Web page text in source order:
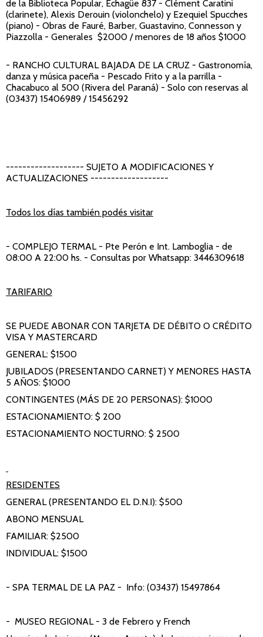
de la Biblioteca Popular, Echagüe 837 - Clément Caratini
(clarinete), Alexis Derouin (violonchelo) y Ezequiel Spucches
(piano) - Obras de Fauré, Barber, Guastavino, Connesson y
Piazzolla - Generales $2000 / menores de 18 años $1000
- RANCHO CULTURAL BAJADA DE LA CRUZ - Gastronomía,
danza y música paceña - Pescado Frito y a la parrilla -
Chacabuco al 500 (Rivera del Paraná) - Solo con reservas al
(03437) 15406989 / 15456292
------------------- SUJETO A MODIFICACIONES Y
ACTUALIZACIONES -------------------
Todos los días también podés visitar
- COMPLEJO TERMAL- Pte Perón e Int. Lamboglia - de
08:00 A 22:00 hs. - Consultas por Whatsapp: 3446309618
TARIFARIO
SE PUEDE ABONAR CON TARJETA DE DÉBITO O CRÉDITO
VISA Y MASTERCARD
GENERAL: $1500
JUBILADOS (PRESENTANDO CARNET) Y MENORES HASTA
5 AÑOS: $1000
CONTINGENTES (MÁS DE 20 PERSONAS): $1000
ESTACIONAMIENTO: $ 200
ESTACIONAMIENTO NOCTURNO: $ 2500
RESIDENTES
GENERAL (PRESENTANDO EL D.N.I): $500
ABONO MENSUAL
FAMILIAR: $2500
INDIVIDUAL: $1500
- SPA TERMAL DE LA PAZ - Info: (03437) 15497864
- MUSEO REGIONAL- 3 de Febrero y French